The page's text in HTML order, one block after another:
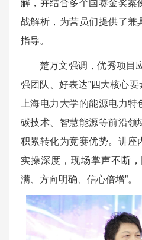
解，并结合多个国赛金奖案
战解析，为营员们提供了兼
指导。
楚万文强调，优秀项目
强团队、好表达”四大核心
上海电力大学的能源电力
碳技术、智慧能源等前沿领
积累转化为竞赛优势。讲座
实操深度，现场掌声不断
满、方向明确、信心倍增”。